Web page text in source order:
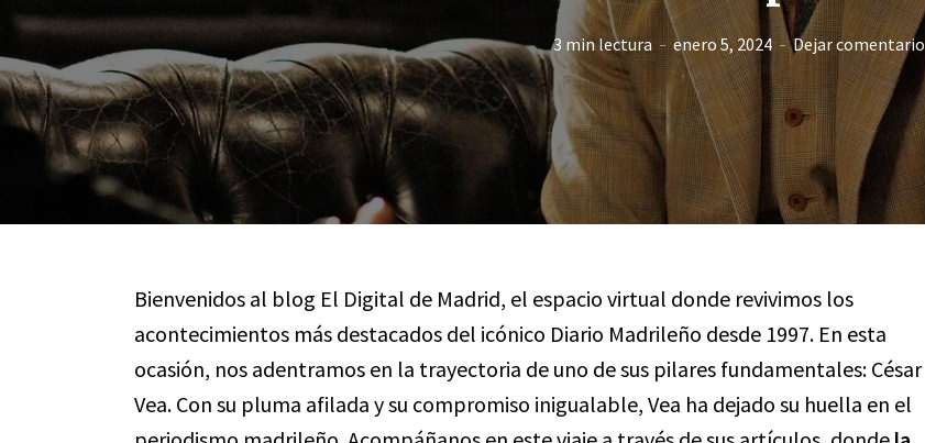
3 min lectura enero 5, 2024 Dejar comentario
Bienvenidos al blog El Digital de Madrid, el espacio virtual donde revivimos los
acontecimientos más destacados del icónico Diario Madrileño desde 1997. En esta
ocasión, nos adentramos en la trayectoria de uno de sus pilares fundamentales: César
Vea. Con su pluma afilada y su compromiso inigualable, Vea ha dejado su huella en el